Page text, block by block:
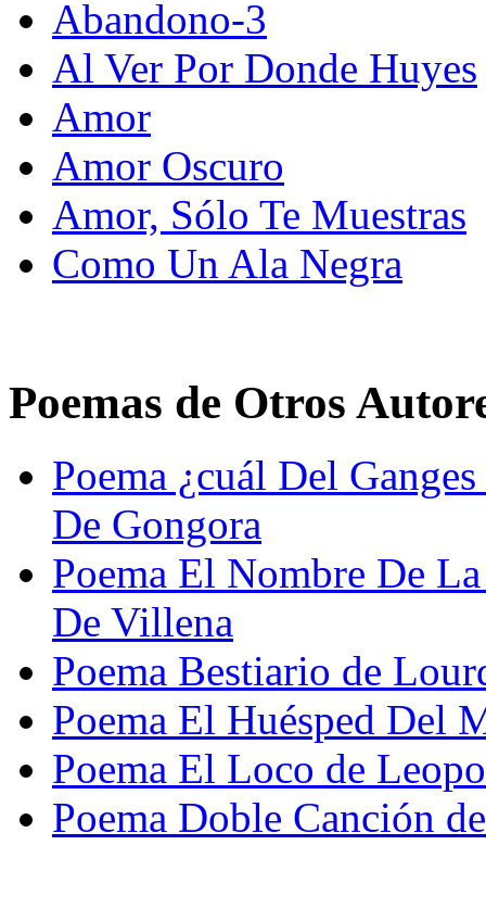
Abandono-3
Al Ver Por Donde Huyes
Amor
Amor Oscuro
Amor, Sólo Te Muestras
Como Un Ala Negra
Poemas de Otros
Poema ¿cuál Del
De Gongora
Poema El Nombre De
De Villena
Poema Bestiario de
Poema El Huésped Del
Poema El Loco de
Poema Doble Canción